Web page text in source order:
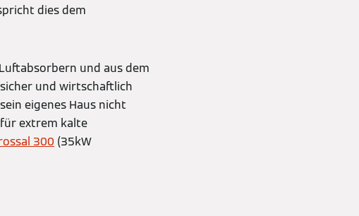
dies dem
und aus dem
und wirtschaftlich
eigenes Haus nicht
für extrem kalte
300 (35kW